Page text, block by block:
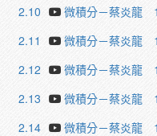
2.10
微積分－蔡炎龍
2.11
微積分－蔡炎龍
2.12
微積分－蔡炎龍
2.13
微積分－蔡炎龍
2.14
微積分－蔡炎龍